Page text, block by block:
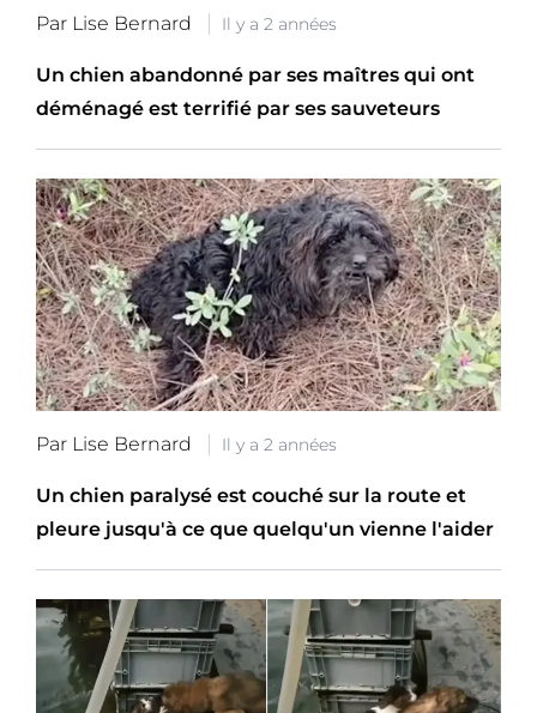
Par Lise Bernard Il y a 2 années
Un chien abandonné par ses maîtres qui ont
déménagé est terrifié par ses sauveteurs
Par Lise Bernard Il y a 2 années
Un chien paralysé est couché sur la route et
pleure jusqu'à ce que quelqu'un vienne l'aider